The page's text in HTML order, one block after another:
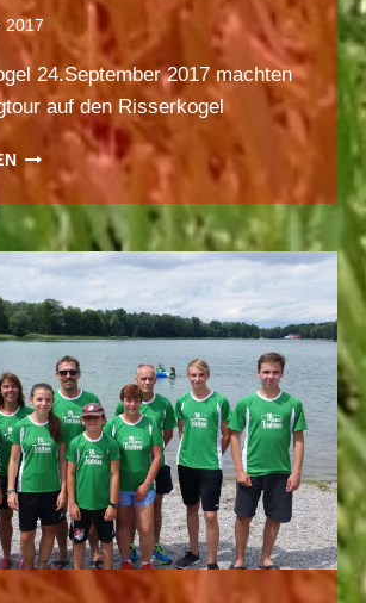
2017
24.September 2017 machten
auf den Risserkogel
BERGTOUR
–
RISSERKOGEL
2017